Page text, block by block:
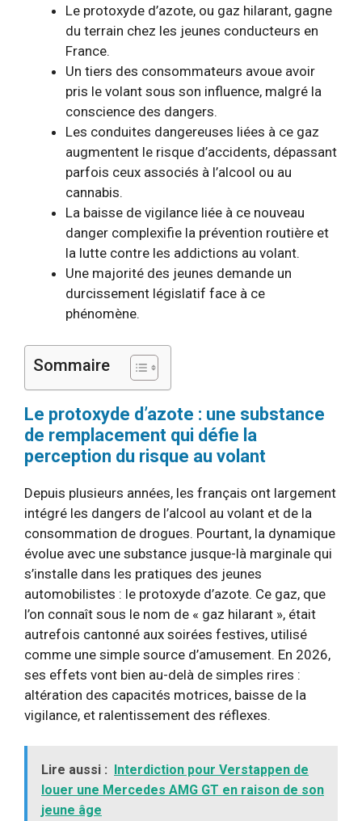
Le protoxyde d’azote, ou gaz hilarant, gagne
du terrain chez les jeunes conducteurs en
France.
Un tiers des consommateurs avoue avoir
pris le volant sous son influence, malgré la
conscience des dangers.
Les conduites dangereuses liées à ce gaz
augmentent le risque d’accidents, dépassant
parfois ceux associés à l’alcool ou au
cannabis.
La baisse de vigilance liée à ce nouveau
danger complexifie la prévention routière et
la lutte contre les addictions au volant.
Une majorité des jeunes demande un
durcissement législatif face à ce
phénomène.
Sommaire
Le protoxyde d’azote : une substance
de remplacement qui défie la
perception du risque au volant
Depuis plusieurs années, les français ont largement
intégré les dangers de l’alcool au volant et de la
consommation de drogues. Pourtant, la dynamique
évolue avec une substance jusque-là marginale qui
s’installe dans les pratiques des jeunes
automobilistes : le protoxyde d’azote. Ce gaz, que
l’on connaît sous le nom de « gaz hilarant », était
autrefois cantonné aux soirées festives, utilisé
comme une simple source d’amusement. En 2026,
ses effets vont bien au-delà de simples rires :
altération des capacités motrices, baisse de la
vigilance, et ralentissement des réflexes.
Lire aussi : Interdiction pour Verstappen de
louer une Mercedes AMG GT en raison de son
jeune âge